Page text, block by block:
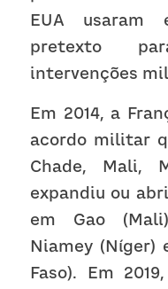
EUA usaram
pretexto
intervenções
Em 2014, a
acordo militar
Chade, Mali,
expandiu ou
em Gao
Niamey (Níger)
Faso). Em